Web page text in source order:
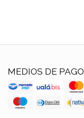
MEDIOS DE PAGO